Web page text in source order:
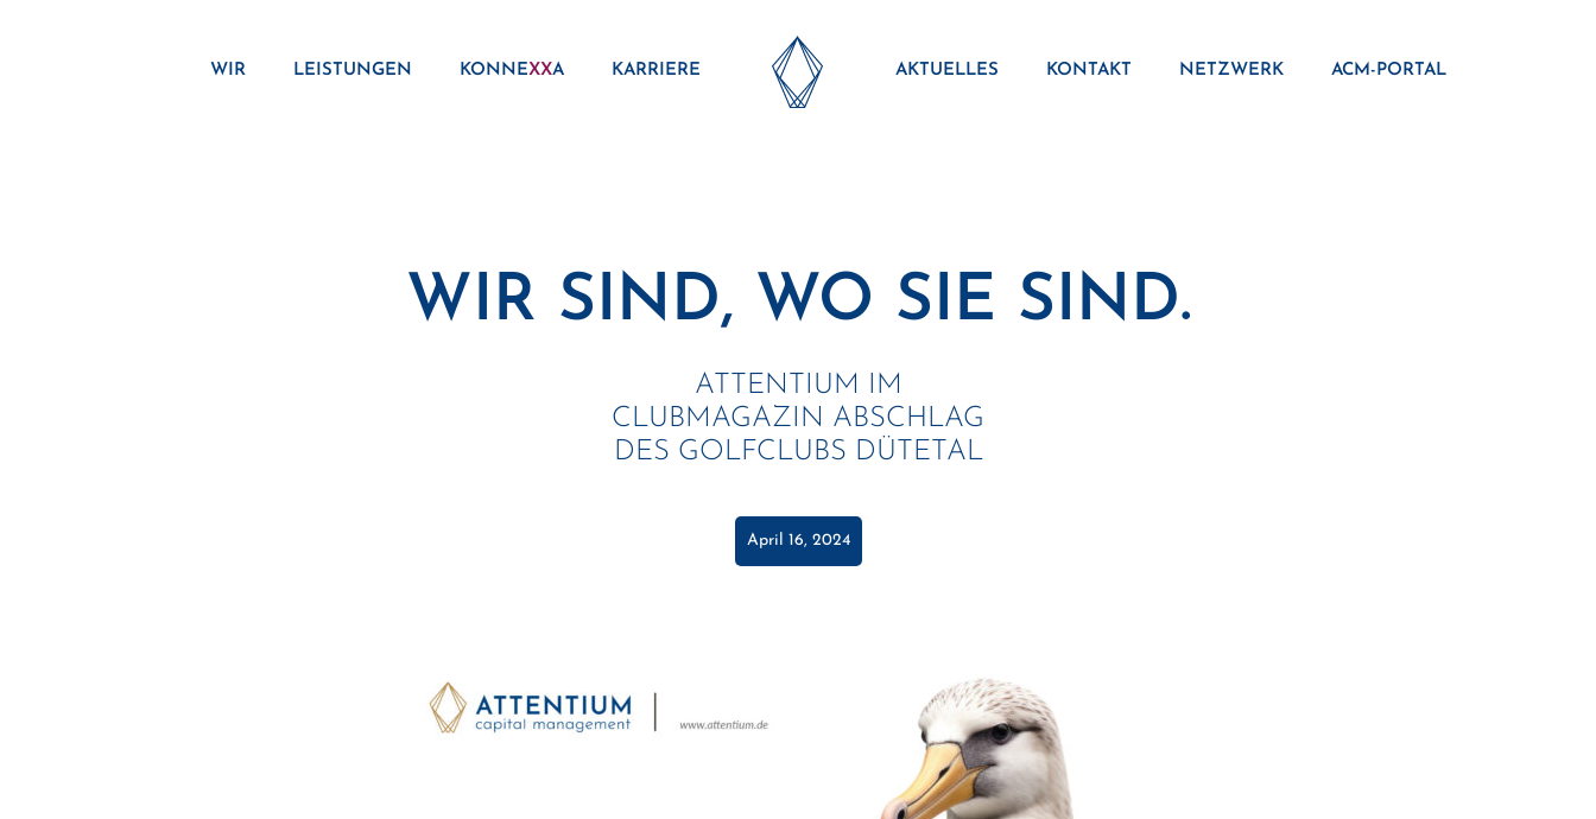
WIR LEISTUNGEN KONNEXXA KARRIERE AKTUELLES KONTAKT NETZWERK ACM-PORTAL
WIR SIND, WO SIE SIND.
ATTENTIUM IM
CLUBMAGAZIN ABSCHLAG
DES GOLFCLUBS DÜTETAL
April 16, 2024